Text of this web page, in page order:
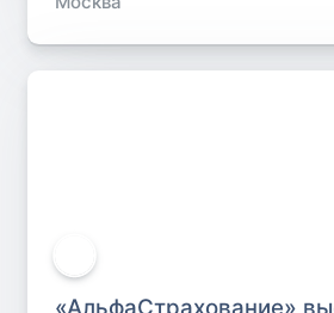
«АльфаСтрахование»